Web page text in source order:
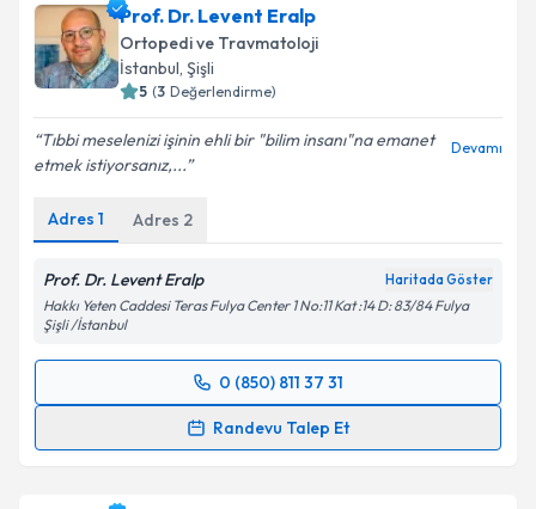
Prof. Dr. Levent Eralp
Ortopedi ve Travmatoloji
İstanbul, Şişli
5 (3 Değerlendirme)
Tıbbi meselenizi işinin ehli bir "bilim insanı"na emanet
etmek istiyorsanız,...
Devamı
Adres 1 Adres 2
Prof. Dr. Levent Eralp Haritada Göster
Hakkı Yeten Caddesi Teras Fulya Center 1 No:11 Kat :14 D: 83/84 Fulya
Şişli /İstanbul
0 (850) 811 37 31
Randevu Talep Et
Randevu Takvimi Talebi